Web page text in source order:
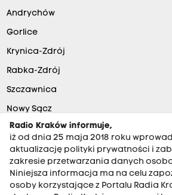
Andrychów
Gorlice
Krynica-Zdrój
Rabka-Zdrój
Szczawnica
Nowy Sącz
Radio Kraków informuje,
iż od dnia 25 maja 2018 roku
aktualizację polityki prywatności i
zakresie przetwarzania danych
Niniejsza informacja ma na celu
osoby korzystające z Portalu Radia